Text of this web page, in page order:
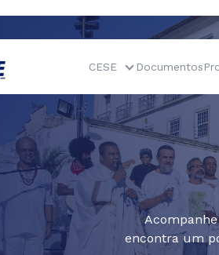
CESE Documentos
encontra um